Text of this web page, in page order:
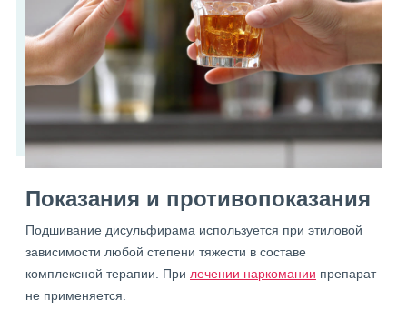
Показания и противопоказания
Подшивание дисульфирама используется при этиловой
зависимости любой степени тяжести в составе
комплексной терапии. При лечении наркомании препарат
не применяется.